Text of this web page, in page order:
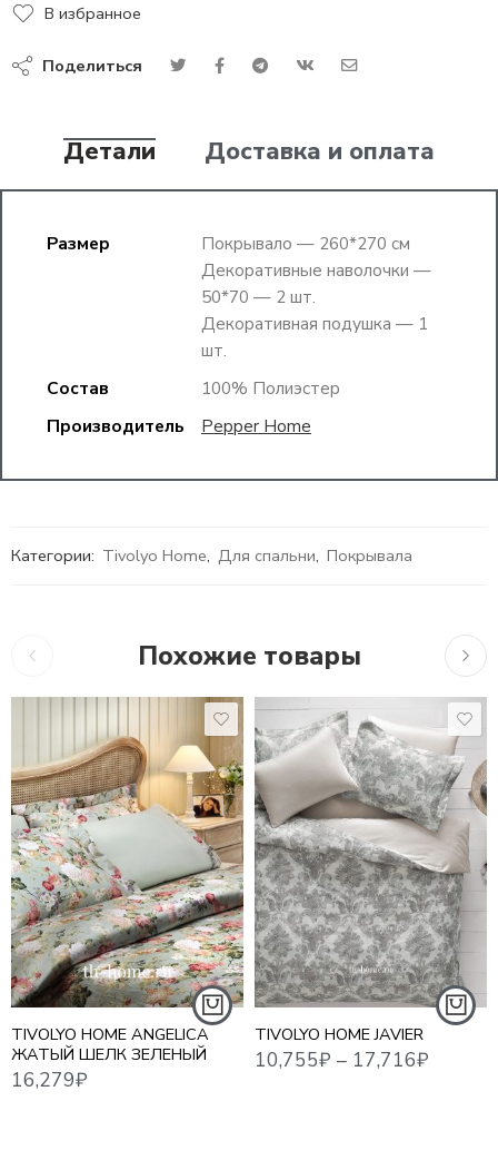
В избранное
Поделиться
Детали Доставка и оплата
Размер
Покрывало — 260*270 см
Декоративные наволочки —
50*70 — 2 шт.
Декоративная подушка — 1
шт.
Состав
100% Полиэстер
Производитель
Pepper Home
Категории: Tivolyo Home, Для спальни, Покрывала
Похожие товары
TIVOLYO HOME ANGELICA
ЖАТЫЙ ШЕЛК ЗЕЛЕНЫЙ
16,279₽
TIVOLYO HOME JAVIER
10,755₽–17,716₽
1,5 СПАЛЬНЫЙ
ЕВРО СТАНДАРТ
ЕВРО MAXI
СЕМЕЙНЫЙ